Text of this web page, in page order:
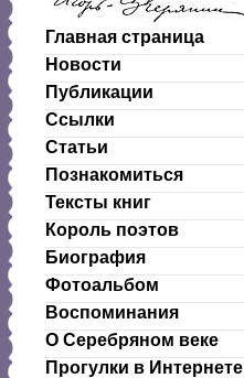
Главная страница
Новости
Публикации
Ссылки
Статьи
Познакомиться
Тексты книг
Король поэтов
Биография
Фотоальбом
Воспоминания
О Серебряном веке
Прогулки в Интернете